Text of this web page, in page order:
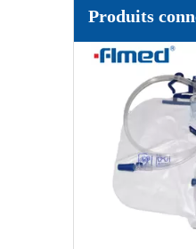
Produits